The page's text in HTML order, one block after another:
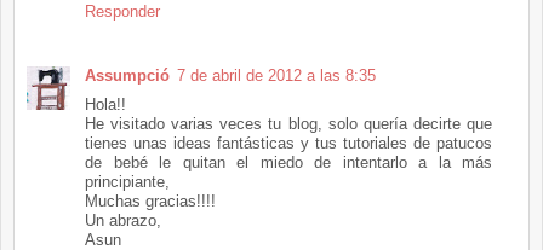
Responder
Assumpció 7 de abril de 2012 a las 8:35
Hola!!
He visitado varias veces tu blog, solo quería decirte que
tienes unas ideas fantásticas y tus tutoriales de patucos
de bebé le quitan el miedo de intentarlo a la más
principiante,
Muchas gracias!!!!
Un abrazo,
Asun